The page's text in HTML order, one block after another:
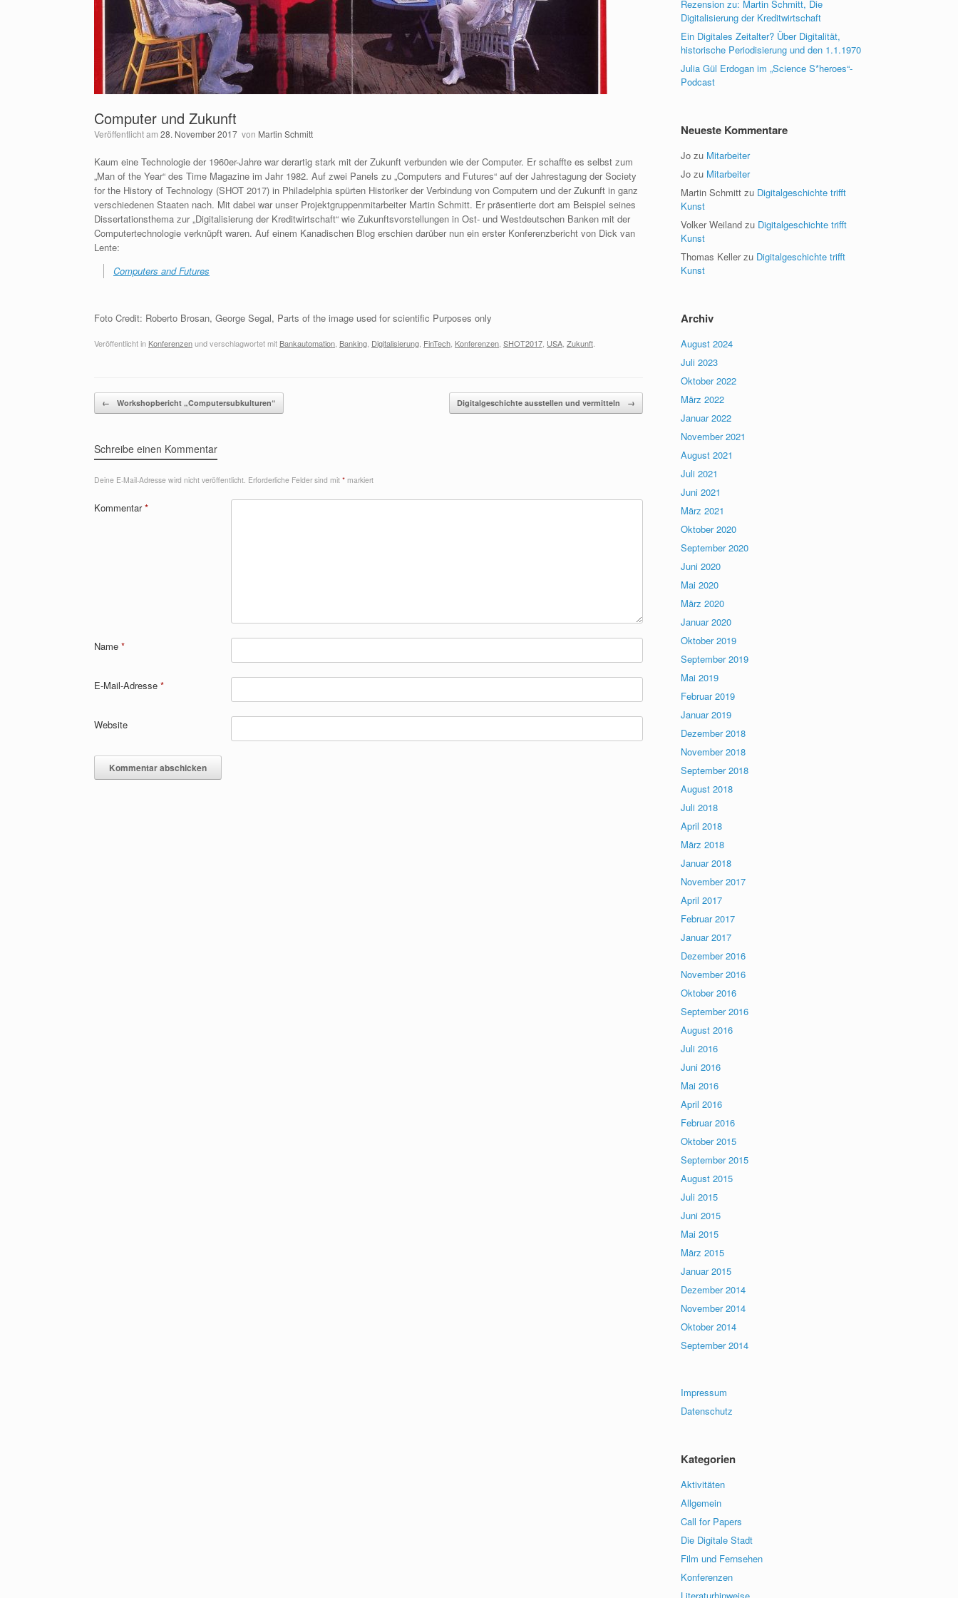
Computer und Zukunft
Veröffentlicht am 28. November 2017 von Martin Schmitt
Kaum eine Technologie der 1960er-Jahre war derartig stark mit der Zukunft verbunden wie der Computer. Er schaffte es selbst zum
„Man of the Year“ des Time Magazine im Jahr 1982. Auf zwei Panels zu „Computers and Futures“ auf der Jahrestagung der Society
for the History of Technology (SHOT 2017) in Philadelphia spürten Historiker der Verbindung von Computern und der Zukunft in ganz
verschiedenen Staaten nach. Mit dabei war unser Projektgruppenmitarbeiter Martin Schmitt. Er präsentierte dort am Beispiel seines
Dissertationsthema zur „Digitalisierung der Kreditwirtschaft“ wie Zukunftsvorstellungen in Ost- und Westdeutschen Banken mit der
Computertechnologie verknüpft waren. Auf einem Kanadischen Blog erschien darüber nun ein erster Konferenzbericht von Dick van
Lente:
Computers and Futures
Foto Credit: Roberto Brosan, George Segal, Parts of the image used for scientific Purposes only
Veröffentlicht in Konferenzenund verschlagwortet mit Bankautomation Banking Digitalisierung FinTech Konferenzen SHOT2017 USA Zukunft
Beitragsnavigation
← Workshopbericht „Computersubkulturen“ Digitalgeschichte ausstellen und vermitteln →
Schreibe einen Kommentar
Deine E-Mail-Adresse wird nicht veröffentlicht. Erforderliche Felder sind mit * markiert
Kommentar*
Name *
E-Mail-Adresse *
Website
Rezension zu: Martin Schmitt, Die
Digitalisierung der Kreditwirtschaft
Ein Digitales Zeitalter? Über Digitalität,
historische Periodisierung und den 1.1.1970
Julia Gül Erdogan im „Science S*heroes“-
Podcast
Neueste Kommentare
Jo zu Mitarbeiter
Jo zu Mitarbeiter
Martin Schmitt zu Digitalgeschichte trifft
Kunst
Volker Weiland zu Digitalgeschichte trifft
Kunst
Thomas Kellerzu Digitalgeschichte trifft
Kunst
Archiv
August 2024
Juli 2023
Oktober 2022
März 2022
Januar 2022
November 2021
August 2021
Juli 2021
Juni 2021
März 2021
Oktober 2020
September 2020
Juni 2020
Mai 2020
März 2020
Januar 2020
Oktober 2019
September 2019
Mai 2019
Februar 2019
Januar 2019
Dezember 2018
November 2018
September 2018
August 2018
Juli 2018
April 2018
März 2018
Januar 2018
November 2017
April 2017
Februar 2017
Januar 2017
Dezember 2016
November 2016
Oktober 2016
September 2016
August 2016
Juli 2016
Juni 2016
Mai 2016
April 2016
Februar 2016
Oktober 2015
September 2015
August 2015
Juli 2015
Juni 2015
Mai 2015
März 2015
Januar 2015
Dezember 2014
November 2014
Oktober 2014
September 2014
Impressum
Datenschutz
Kategorien
Aktivitäten
Allgemein
Call for Papers
Die Digitale Stadt
Film und Fernsehen
Konferenzen